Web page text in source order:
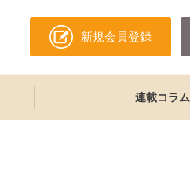
新規会員登録
連載コラム